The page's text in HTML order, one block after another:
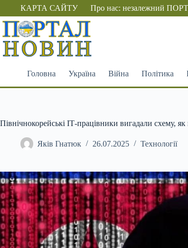
Перейти
вмісту
КАРТА САЙТУ Про нас: незалежний
Головна Україна Війна Політика
Північнокорейські ІТ-працівники вигадали схему,
Яків Гнатюк 26.07.2025 Технології